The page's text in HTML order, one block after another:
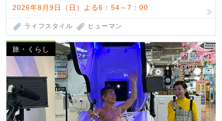
2026年8月9日（日）よる6：54～7：00
ライフスタイル ヒューマン
旅・くらし